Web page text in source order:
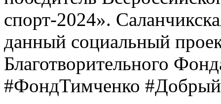
спорт-2024».
данный социальный
Благотворительного
#ФондТимченко